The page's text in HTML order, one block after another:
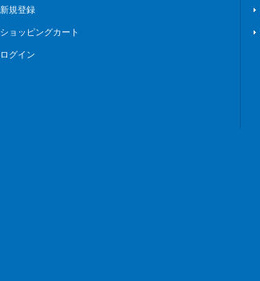
新規登録
ショッピングカート
ログイン